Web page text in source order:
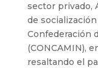
sector privado,
de
Confederación
(CONCAMIN),
resaltando el